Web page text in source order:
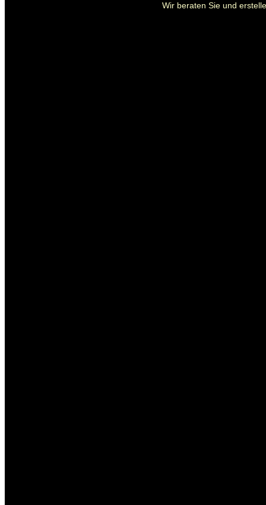
Wir beraten Sie und